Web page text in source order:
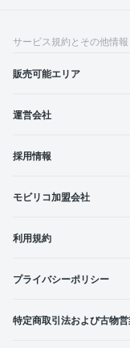
サービス規約とその他情報
販売可能エリア
運営会社
採用情報
モビリコ加盟会社
利用規約
プライバシーポリシー
特定商取引法および古物